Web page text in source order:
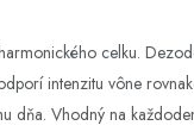
celku.
intenzitu vône
dňa. Vhodný na